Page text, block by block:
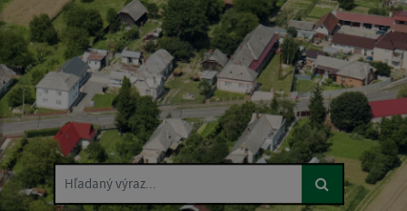
Hľadaný výraz...